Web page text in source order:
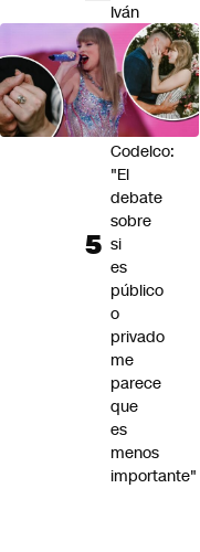
Iván
Arriagada
y
la
crisis
de
Codelco:
"El
debate
sobre
si
es
público
o
privado
me
parece
que
es
menos
importante"